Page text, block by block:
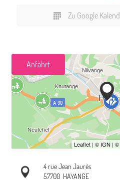
Zu Google
Anfahrt
4 rue Jean Jaurès
57700 HAYANGE